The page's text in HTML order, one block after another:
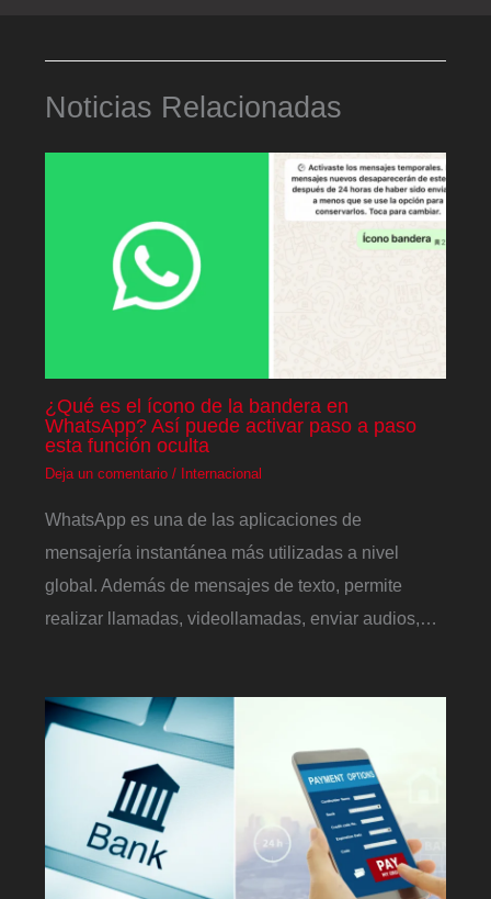
Noticias Relacionadas
¿Qué es el ícono de la bandera en
WhatsApp? Así puede activar paso a paso
esta función oculta
Deja un comentario / Internacional
WhatsApp es una de las aplicaciones de
mensajería instantánea más utilizadas a nivel
global. Además de mensajes de texto, permite
realizar llamadas, videollamadas, enviar audios,…